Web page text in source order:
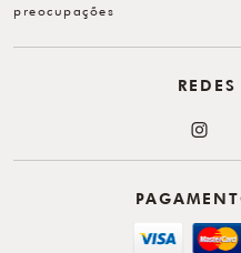
preocupações